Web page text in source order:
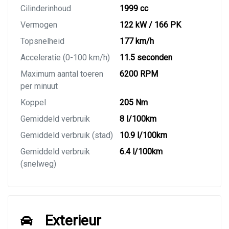
Cilinderinhoud
1999 cc
Vermogen
122 kW / 166 PK
Topsnelheid
177 km/h
Acceleratie (0-100 km/h)
11.5 seconden
Maximum aantal toeren
per minuut
6200 RPM
Koppel
205 Nm
Gemiddeld verbruik
8 l/100km
Gemiddeld verbruik (stad)
10.9 l/100km
Gemiddeld verbruik
(snelweg)
6.4 l/100km
Exterieur